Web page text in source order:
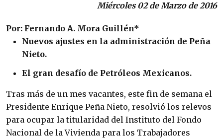
Miércoles 02 de Marzo de 2016
Por: Fernando A. Mora Guillén*
Nuevos ajustes en la administración de Peña
Nieto.
El gran desafío de Petróleos Mexicanos.
Tras más de un mes vacantes, este fin de semana el
Presidente Enrique Peña Nieto, resolvió los relevos
para ocupar la titularidad del Instituto del Fondo
Nacional de la Vivienda para los Trabajadores